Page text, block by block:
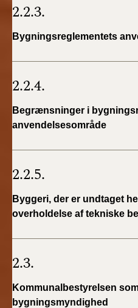
2.2.3.
Bygningsreglementets
2.2.4.
Begrænsninger i
anvendelsesområde
2.2.5.
Byggeri, der er undtaget
overholdelse af tekniske
2.3.
Kommunalbestyrelsen
bygningsmyndighed